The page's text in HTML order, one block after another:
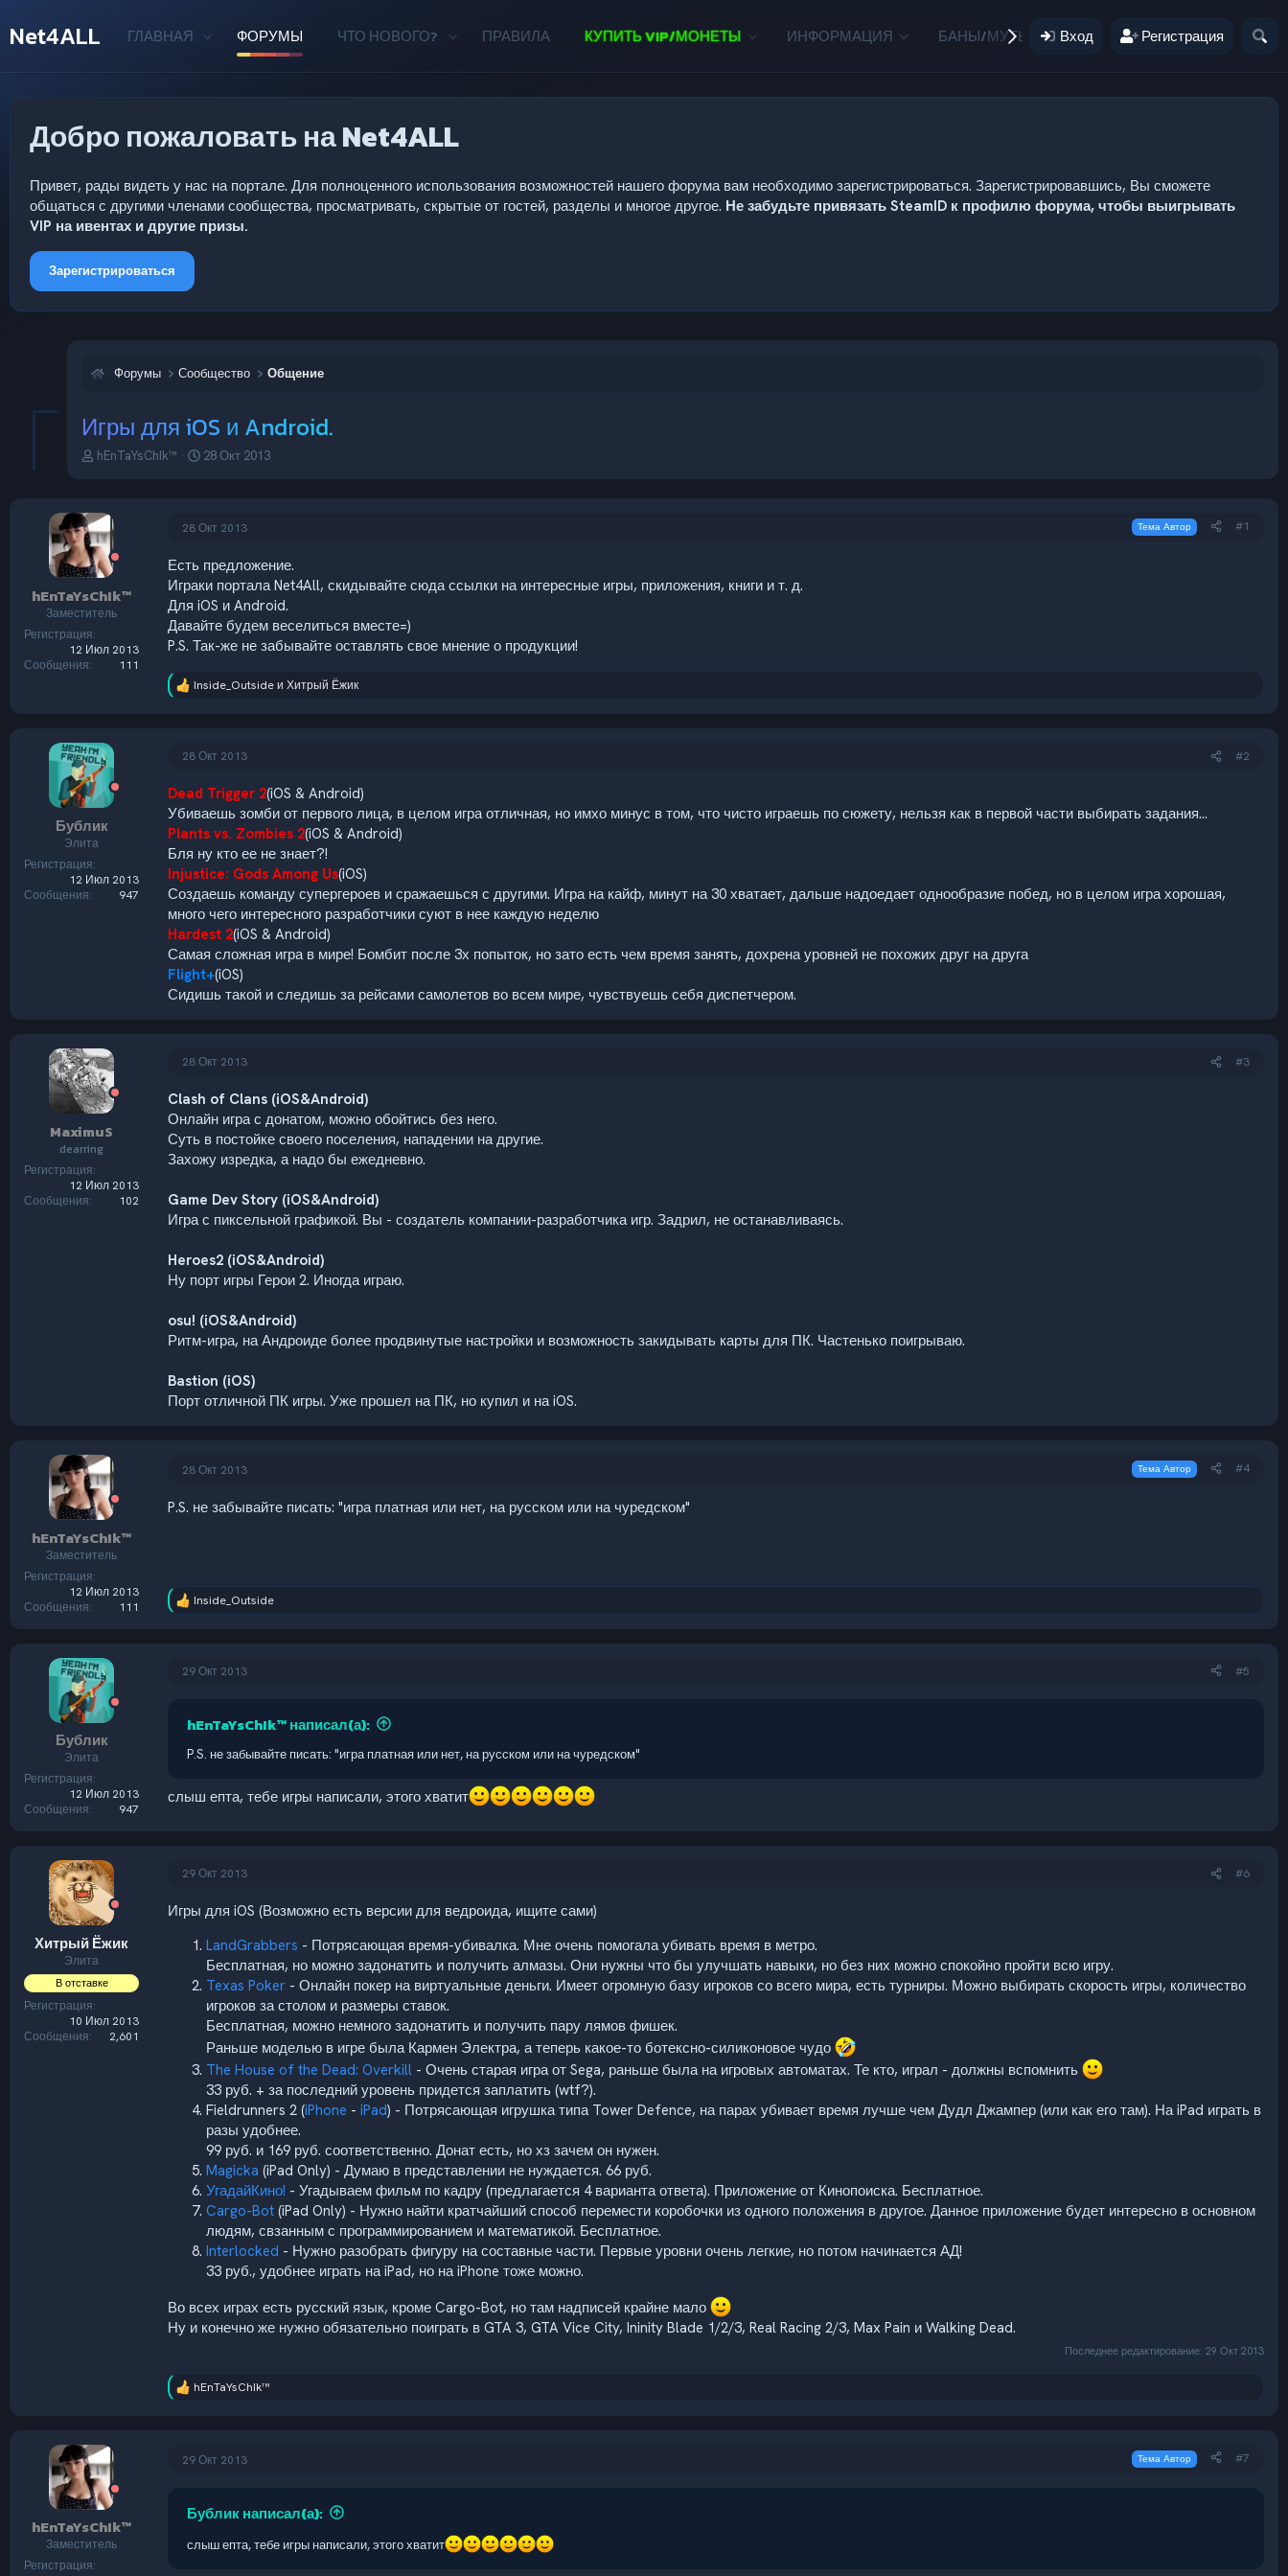
Net4ALL ГЛАВНАЯ ФОРУМЫ ЧТО НОВОГО? ПРАВИЛА КУПИТЬ VIP/МОНЕТЫ ИНФОРМАЦИЯ БАНЫ/МУТЫ ПОЖЕРТВОВАНИЯ
Вход Регистрация
Добро пожаловать на Net4ALL
Привет, рады видеть у нас на портале. Для полноценного использования возможностей нашего форума вам необходимо зарегистрироваться. Зарегистрировавшись, Вы сможете
общаться с другими членами сообщества, просматривать, скрытые от гостей, разделы и многое другое. Не забудьте привязать SteamID к профилю форума, чтобы выигрывать
VIP на ивентах и другие призы.
Зарегистрироваться
Форумы Сообщество Общение
Игры для iOS и Android.
А
р
т
е
м
ы
hEnTaYsChIk™
Д
н
а
л
а
28 Окт 2013
hEnTaYsChIk™
Заместитель
Регистрация
12 Июл 2013
Сообщения
111
28 Окт 2013 Тема Автор #1
Есть предложение.
Играки портала Net4All, скидывайте сюда ссылки на интересные игры, приложения, книги и т. д.
Для iOS и Android.
Давайте будем веселиться вместе=)
P.S. Так-же не забывайте оставлять свое мнение о продукции!
Р
:
Inside_Outsideи Хитрый Ёжик
Бублик
Элита
Регистрация
12 Июл 2013
Сообщения
947
28 Окт 2013 #2
Dead Trigger 2(iOS & Android)
Убиваешь зомби от первого лица, в целом игра отличная, но имхо минус в том, что чисто играешь по сюжету, нельзя как в первой части выбирать задания...
Plants vs. Zombies 2(iOS & Android)
Бля ну кто ее не знает?!
Injustice: Gods Among Us(iOS)
Создаешь команду супергероев и сражаешься с другими. Игра на кайф, минут на 30 хватает, дальше надоедает однообразие побед, но в целом игра хорошая,
много чего интересного разработчики суют в нее каждую неделю
Hardest 2(iOS & Android)
Самая сложная игра в мире! Бомбит после 3х попыток, но зато есть чем время занять, дохрена уровней не похожих друг на друга
Flight+(iOS)
Сидишь такой и следишь за рейсами самолетов во всем мире, чувствуешь себя диспетчером.
MaximuS
dearring
Регистрация
12 Июл 2013
Сообщения
102
28 Окт 2013 #3
Clash of Clans (iOS&Android)
Онлайн игра с донатом, можно обойтись без него.
Суть в постойке своего поселения, нападении на другие.
Захожу изредка, а надо бы ежедневно.
Game Dev Story (iOS&Android)
Игра с пиксельной графикой. Вы - создатель компании-разработчика игр. Задрил, не останавливаясь.
Heroes2 (iOS&Android)
Ну порт игры Герои 2. Иногда играю.
osu! (iOS&Android)
Ритм-игра, на Андроиде более продвинутые настройки и возможность закидывать карты для ПК. Частенько поигрываю.
Bastion (iOS)
Порт отличной ПК игры. Уже прошел на ПК, но купил и на iOS.
hEnTaYsChIk™
Заместитель
Регистрация
12 Июл 2013
Сообщения
111
28 Окт 2013 Тема Автор #4
P.S. не забывайте писать: "игра платная или нет, на русском или на чуредском"
Р
Inside_Outside
Бублик
Элита
Регистрация
12 Июл 2013
Сообщения
947
29 Окт 2013 #5
hEnTaYsChIk™ написал(а):
P.S. не забывайте писать: "игра платная или нет, на русском или на чуредском"
слыш епта, тебе игры написали, этого хватит
Хитрый Ёжик
Элита
В отставке
Регистрация
10 Июл 2013
Сообщения
2,601
29 Окт 2013 #6
Игры для iOS (Возможно есть версии для ведроида, ищите сами)
LandGrabbers - Потрясающая время-убивалка. Мне очень помогала убивать время в метро.
Бесплатная, но можно задонатить и получить алмазы. Они нужны что бы улучшать навыки, но без них можно спокойно пройти всю игру.
Texas Poker - Онлайн покер на виртуальные деньги. Имеет огромную базу игроков со всего мира, есть турниры. Можно выбирать скорость игры, количество
игроков за столом и размеры ставок.
Бесплатная, можно немного задонатить и получить пару лямов фишек.
Раньше моделью в игре была Кармен Электра, а теперь какое-то ботексно-силиконовое чудо
The House of the Dead: Overkill - Очень старая игра от Sega, раньше была на игровых автоматах. Те кто, играл - должны вспомнить
33 руб. + за последний уровень придется заплатить (wtf?).
Fieldrunners 2 (iPhone - iPad) - Потрясающая игрушка типа Tower Defence, на парах убивает время лучше чем Дудл Джампер (или как его там). На iPad играть в
разы удобнее.
99 руб. и 169 руб. соответственно. Донат есть, но хз зачем он нужен.
Magicka (iPad Only) - Думаю в представлении не нуждается. 66 руб.
УгадайКино! - Угадываем фильм по кадру (предлагается 4 варианта ответа). Приложение от Кинопоиска. Бесплатное.
Cargo-Bot (iPad Only) - Нужно найти кратчайший способ перемести коробочки из одного положения в другое. Данное приложение будет интересно в основном
людям, свзанным с программированием и математикой. Бесплатное.
Interlocked - Нужно разобрать фигуру на составные части. Первые уровни очень легкие, но потом начинается АД!
33 руб., удобнее играть на iPad, но на iPhone тоже можно.
Во всех играх есть русский язык, кроме Cargo-Bot, но там надписей крайне мало
Ну и конечно же нужно обязательно поиграть в GTA 3, GTA Vice City, Ininity Blade 1/2/3, Real Racing 2/3, Max Pain и Walking Dead.
Последнее редактирование: 29 Окт 2013
Р
hEnTaYsChIk™
hEnTaYsChIk™
Заместитель
Регистрация
29 Окт 2013 Тема Автор #7
Бублик написал(а):
слыш епта, тебе игры написали, этого хватит